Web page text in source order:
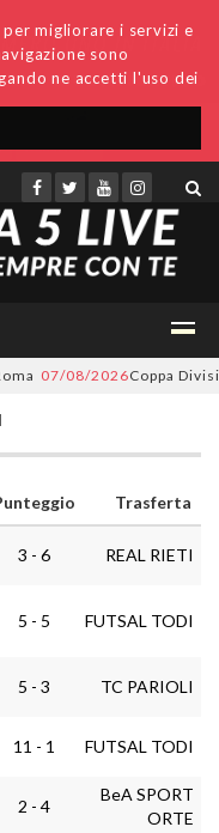
migliorare i servizi e
sono
ne accetti l'uso dei
Redazione
07/08/2026Coppa
Trasferta
3 - 6 REAL RIETI
5 - 5 FUTSAL TODI
5 - 3 TC PARIOLI
11 - 1 FUTSAL TODI
2 - 4
BeA SPORT
ORTE